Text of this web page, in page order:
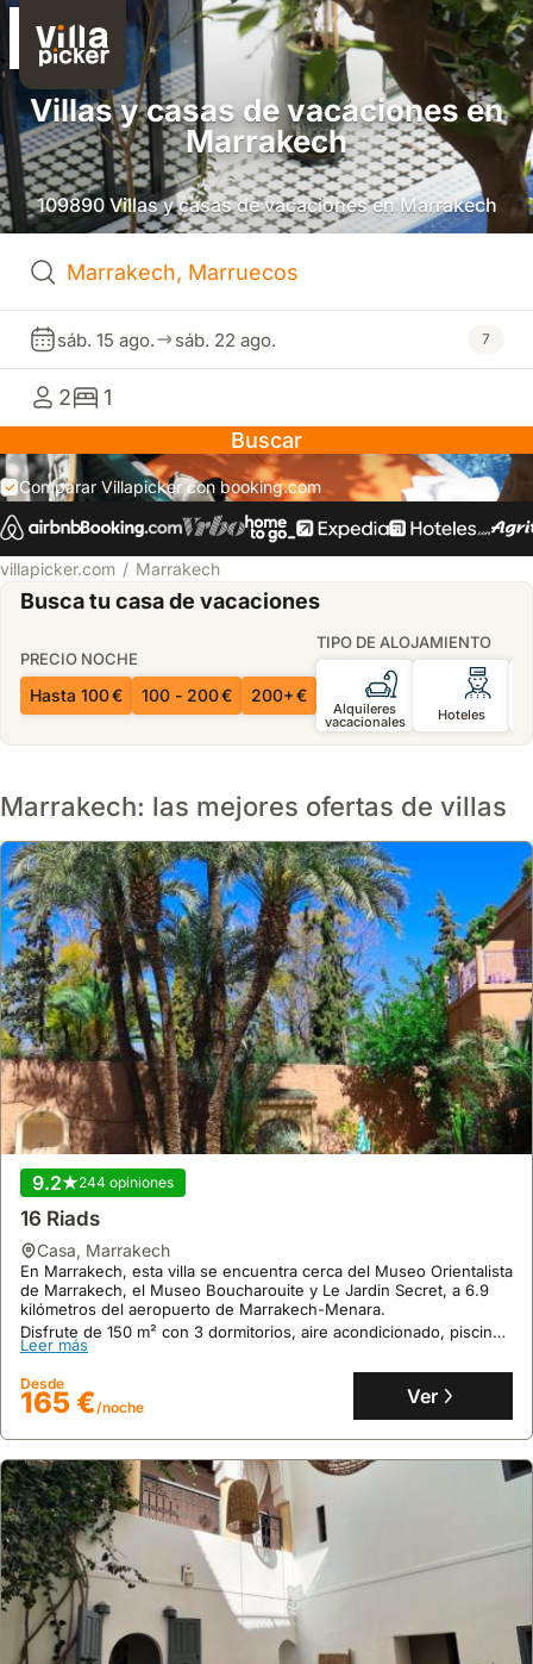
Villas y casas de vacaciones en
Marrakech
109890 Villas y casas de vacaciones en Marrakech
sáb. 15 ago. sáb. 22 ago. 7
2
1
Buscar
Comparar Villapicker con booking.com
villapicker.com Marrakech
Busca tu casa de vacaciones
PRECIO NOCHE
Hasta 100 € 100 - 200 € 200+ €
TIPO DE ALOJAMIENTO
Alquileres
vacacionales Hoteles
Marrakech: las mejores ofertas de villas
9.2 244 opiniones
16 Riads
casa, Marrakech
En Marrakech, esta villa se encuentra cerca del Museo Orientalista
de Marrakech, el Museo Boucharouite y Le Jardin Secret, a 6.9
kilómetros del aeropuerto de Marrakech-Menara.
Disfrute de 150 m² con 3 dormitorios, aire acondicionado, piscina,
terraza y jardín, además de Wi-Fi gratuito y aparcamiento, ideal
Leer más
Desde
165 €/noche Ver